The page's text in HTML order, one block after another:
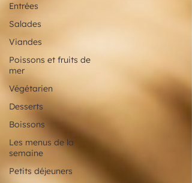
Entrées
Salades
Viandes
Poissons et fruits de
mer
Végétarien
Desserts
Boissons
Les menus de la
semaine
Petits déjeuners